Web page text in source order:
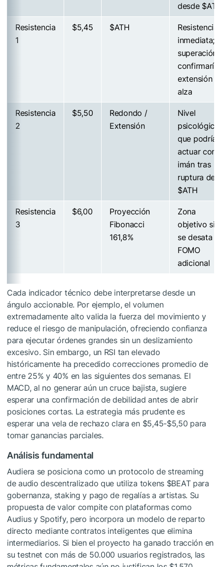
desde
Resistencia
1
$5,45 $ATH
Resistencia
inmediata;
superación
confirmaría
extensión al
alza
Resistencia
2
$5,50
Redondo /
Extensión
Nivel
psicológico
que podría
actuar
imán tras
ruptura de
$ATH
Resistencia
3
$6,00
Proyección
Fibonacci
161,8%
Zona
objetivo si
se desata
FOMO
adicional
Cada indicador técnico debe interpretarse desde un
ángulo accionable. Por ejemplo, el volumen
extremadamente alto valida la fuerza del movimiento y
reduce el riesgo de manipulación, ofreciendo confianza
para ejecutar órdenes grandes sin un deslizamiento
excesivo. Sin embargo, un RSI tan elevado
históricamente ha precedido correcciones promedio de
entre 25% y 40% en las siguientes dos semanas. El
MACD, al no generar aún un cruce bajista, sugiere
esperar una confirmación de debilidad antes de abrir
posiciones cortas. La estrategia más prudente es
esperar una vela de rechazo clara en $5,45-$5,50 para
tomar ganancias parciales.
Análisis fundamental
Audiera se posiciona como un protocolo de streaming
de audio descentralizado que utiliza tokens $BEATpara
gobernanza, staking y pago de regalías a artistas. Su
propuesta de valor compite con plataformas como
Audius y Spotify, pero incorpora un modelo de reparto
directo mediante contratos inteligentes que elimina
intermediarios. Si bien el proyecto ha ganado tracción en
su testnet con más de 50.000 usuarios registrados, las